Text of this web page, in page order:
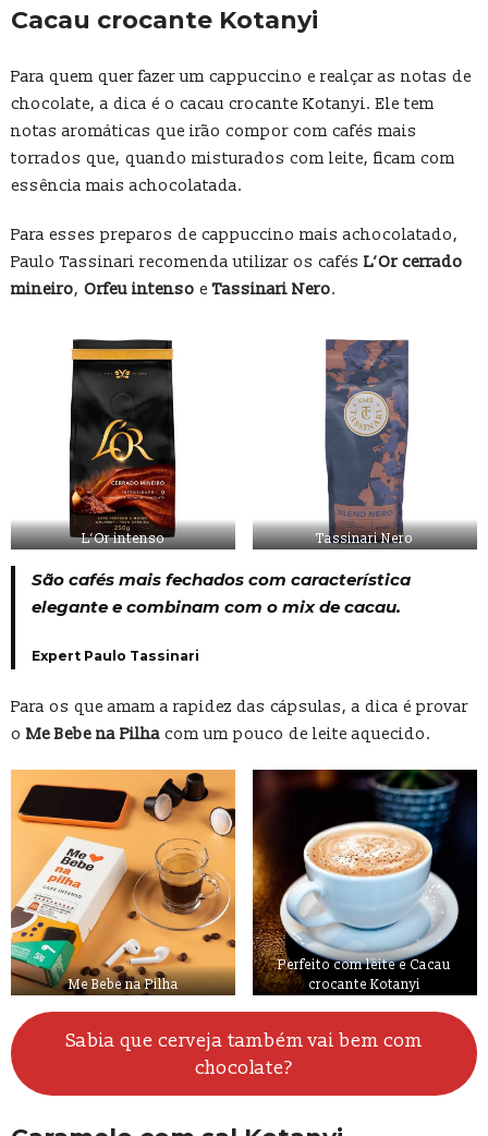
Cacau crocante Kotanyi
Para quem quer fazer um cappuccino e realçar as notas de
chocolate, a dica é o cacau crocante Kotanyi. Ele tem
notas aromáticas que irão compor com cafés mais
torrados que, quando misturados com leite, ficam com
essência mais achocolatada.
Para esses preparos de cappuccino mais achocolatado,
Paulo Tassinari recomenda utilizar os cafés L’Or cerrado
mineiro, Orfeu intenso eTassinari Nero.
L’Or intenso Tassinari Nero
São cafés mais fechados com característica
elegante e combinam com o mix de cacau.
Expert Paulo Tassinari
Para os que amam a rapidez das cápsulas, a dica é provar
o Me Bebe na Pilha com um pouco de leite aquecido.
Me Bebe na Pilha
Perfeito com leite e Cacau
crocante Kotanyi
Sabia que cerveja também vai bem com
chocolate?